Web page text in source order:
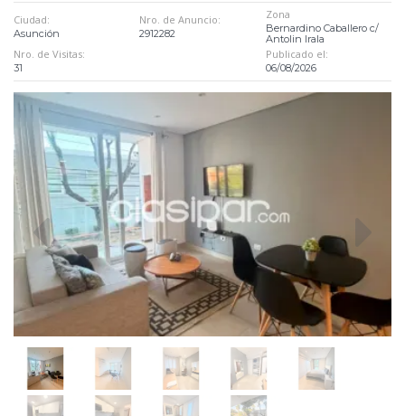
Ciudad:
Asunción
Nro. de Anuncio:
2912282
Zona
Bernardino Caballero c/
Antolin Irala
Nro. de Visitas:
31
Publicado el:
06/08/2026